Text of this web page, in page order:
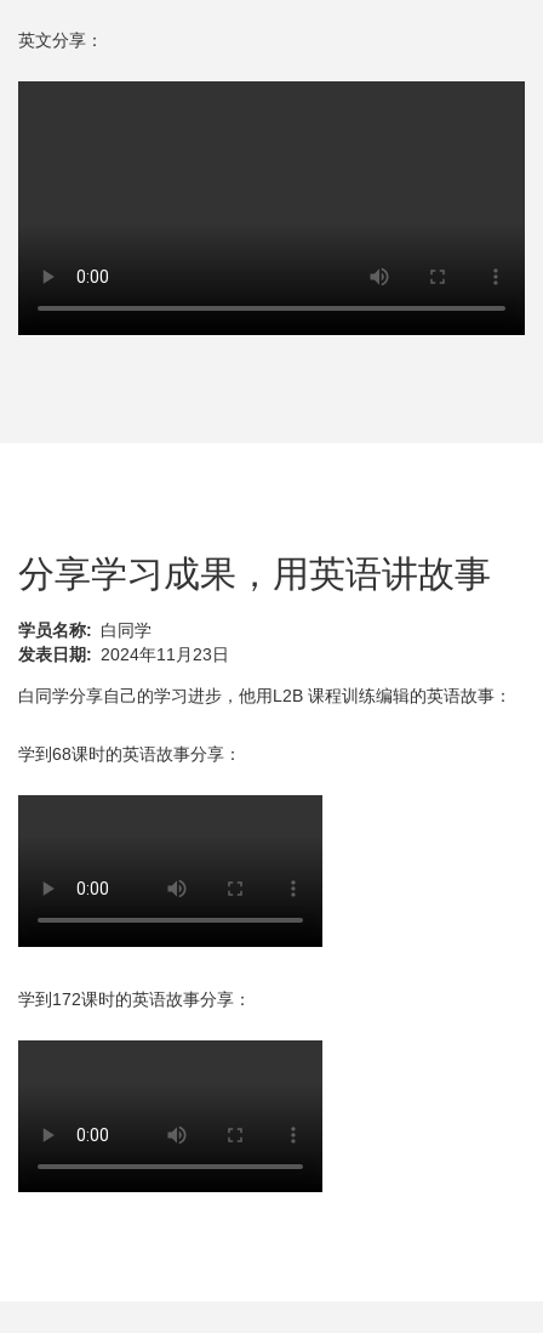
英文分享：
分享学习成果，用英语讲故事
学员名称
白同学
发表日期
2024年11月23日
白同学分享自己的学习进步，他用L2B 课程训练编辑的英语故事：
学到68课时的英语故事分享：
学到172课时的英语故事分享：